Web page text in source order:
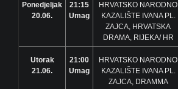
Ponedjeljak
20.06.
21:15
Umag
HRVATSKO NARODNO
KAZALIŠTE IVANA PL.
ZAJCA, HRVATSKA
DRAMA, RIJEKA/ HR
Utorak
21.06.
21:00
Umag
HRVATSKO NARODNO
KAZALIŠTE IVANA PL.
ZAJCA, DRAMMA